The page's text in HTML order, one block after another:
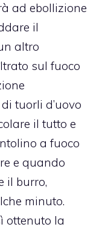
ad ebollizione
il
altro
sul fuoco
tuorli d’uovo
il tutto e
a fuoco
e quando
il burro,
minuto.
ottenuto la